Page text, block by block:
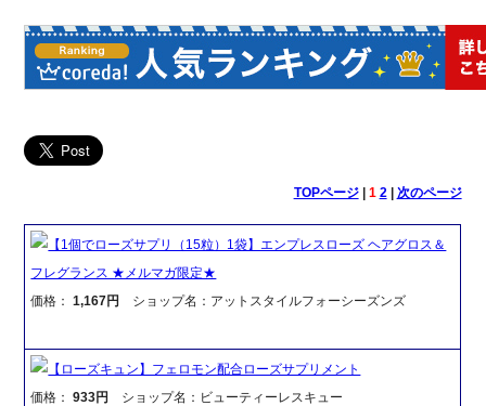
TOPページ| 1 2| 次のページ
【1個でローズサプリ（15粒）1袋】エンプレスローズ ヘアグロス＆
フレグランス ★メルマガ限定★
価格：1,167円 ショップ名：アットスタイルフォーシーズンズ
【ローズキュン】フェロモン配合ローズサプリメント
価格：933円 ショップ名：ビューティーレスキュー